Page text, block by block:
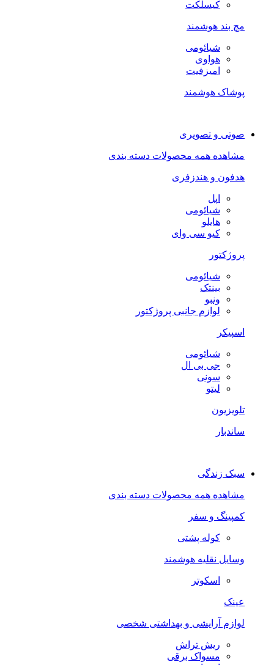
کیسلکت
مچ بند هوشمند
شیائومی
هواوی
امیزفیت
پوشاک هوشمند
صوتی و تصویری
مشاهده همه محصولات دسته بندی
هدفون و هندزفری
اپل
شیائومی
هایلو
کیو سی وای
پروژکتور
شیائومی
بینتک
ونبو
لوازم جانبی پروژکتور
اسپیکر
شیائومی
جی بی ال
سونی
لیتو
تلویزیون
ساندبار
سبک زندگی
مشاهده همه محصولات دسته بندی
کمپینگ و سفر
کوله پشتی
وسایل نقلیه هوشمند
اسکوتر
عینک
لوازم آرایشی و بهداشتی شخصی
ریش تراش
مسواک برقی